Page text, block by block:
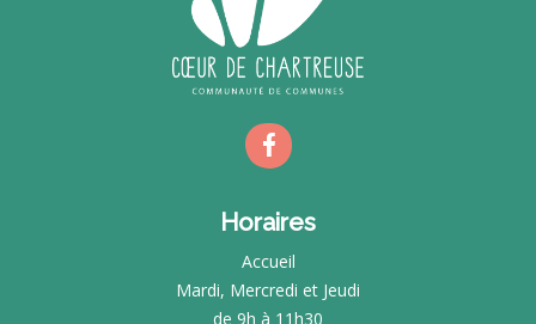
Horaires
Accueil
Mardi, Mercredi et Jeudi
de 9h à 11h30